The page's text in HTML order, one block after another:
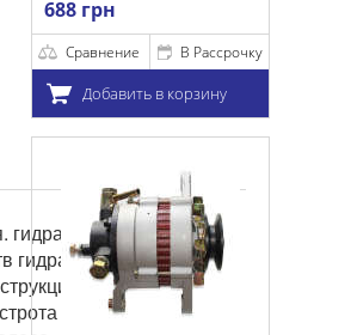
гидравлическая
гидравлической
оносительно
управления, это
В Рассрочку
в корзину